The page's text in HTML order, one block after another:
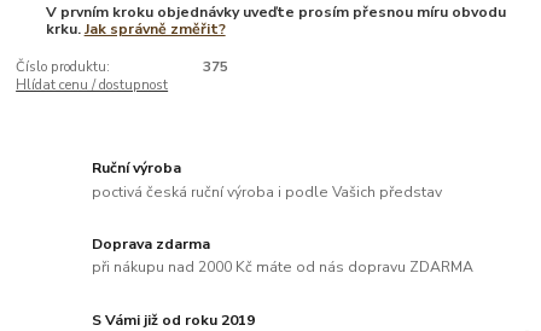
V prvním kroku objednávky uveďte prosím přesnou míru obvodu
krku.Jak správně změřit?
Číslo produktu:
375
Hlídat cenu / dostupnost
Ruční výroba
poctivá česká ruční výroba i podle Vašich představ
Doprava zdarma
při nákupu nad 2000 Kč máte od nás dopravu ZDARMA
S Vámi již od roku 2019